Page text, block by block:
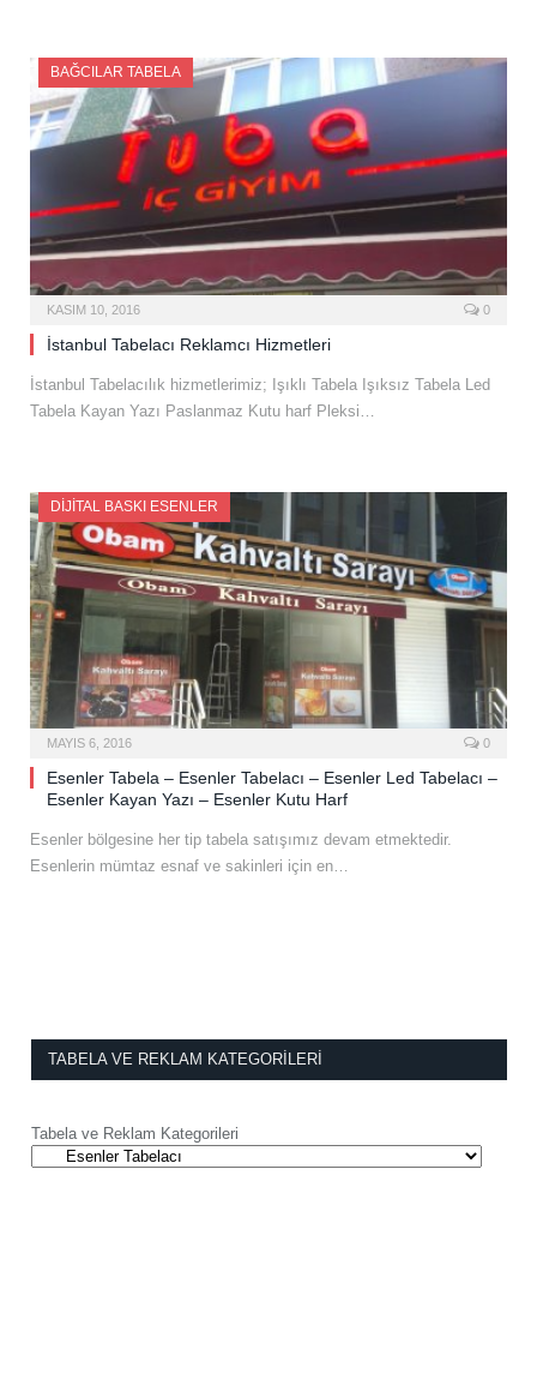
BAĞCILAR TABELA
KASIM 10, 2016 0
İstanbul Tabelacı Reklamcı Hizmetleri
İstanbul Tabelacılık hizmetlerimiz; Işıklı Tabela Işıksız Tabela Led
Tabela Kayan Yazı Paslanmaz Kutu harf Pleksi…
DIJITAL BASKI ESENLER
MAYIS 6, 2016 0
Esenler Tabela – Esenler Tabelacı – Esenler Led Tabelacı –
Esenler Kayan Yazı – Esenler Kutu Harf
Esenler bölgesine her tip tabela satışımız devam etmektedir.
Esenlerin mümtaz esnaf ve sakinleri için en…
TABELA VE REKLAM KATEGORILERI
Tabela ve Reklam Kategorileri